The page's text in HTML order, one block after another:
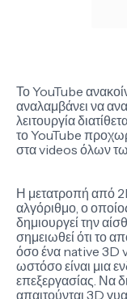
Το YouTube
αναλαμβάνει να
λειτουργία
το YouTube
στα videos όλων
Η μετατροπή από
αλγόριθμο, ο
δημιουργεί την
σημειωθεί ότι το
όσο ένα native 3D
ωστόσο είναι μια
επεξεργασίας. Να
απαιτούνται 3D